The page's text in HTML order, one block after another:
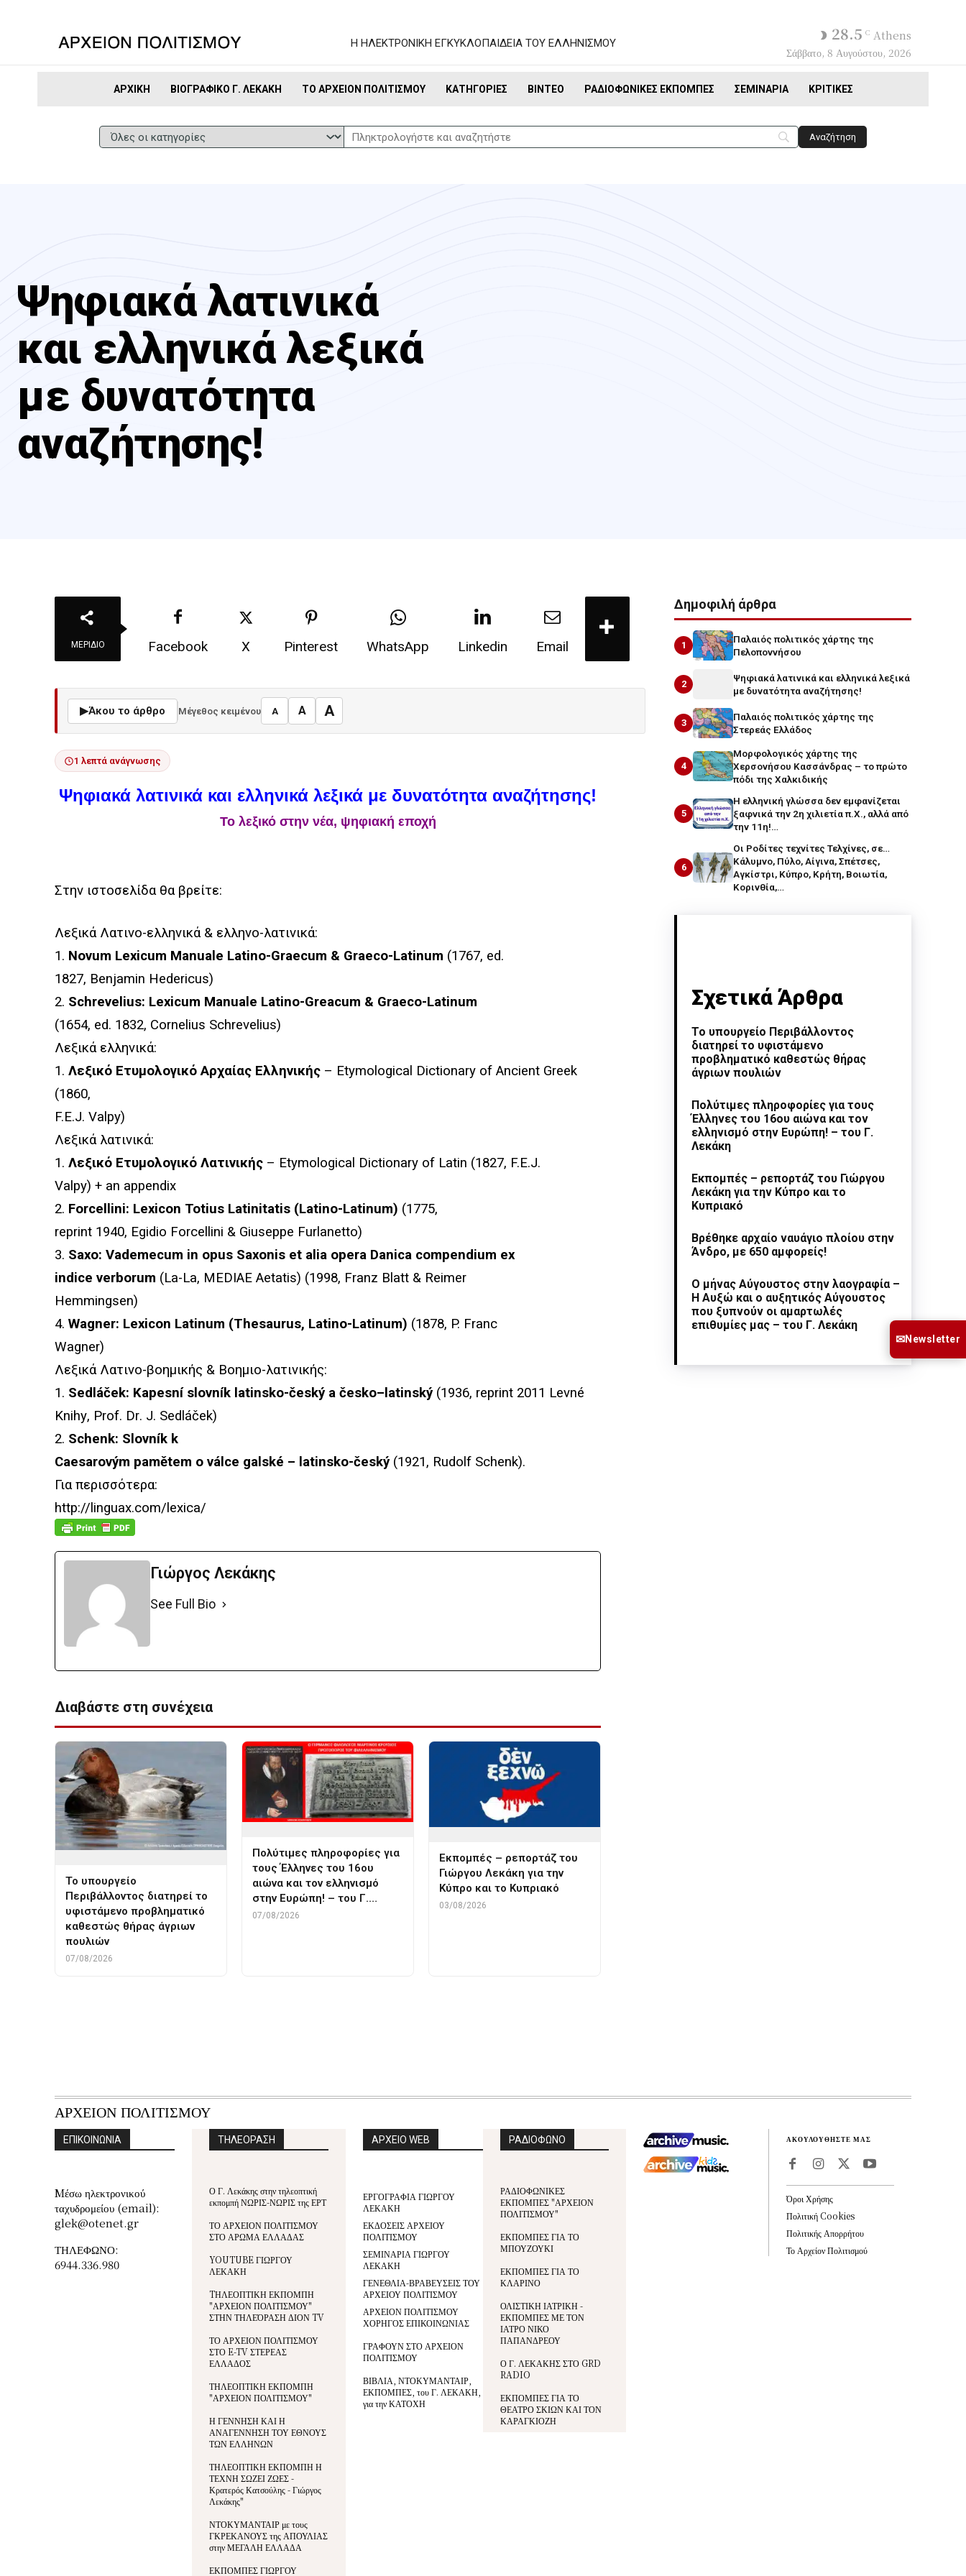
Η ΗΛΕΚΤΡΟΝΙΚΗ ΕΓΚΥΚΛΟΠΑΙΔΕΙΑ ΤΟΥ ΕΛΛΗΝΙΣΜΟΥ 28.5 C Athens
Σάββατο, 8 Αυγούστου, 2026
ΑΡΧΙΚΉ ΒΙΟΓΡΑΦΙΚΌ Γ. ΛΕΚΆΚΗ ΤΟ ΑΡΧΕΊΟΝ ΠΟΛΙΤΙΣΜΟΎ ΚΑΤΗΓΟΡΊΕΣ ΒΊΝΤΕΟ ΡΑΔΙΟΦΩΝΙΚΈΣ ΕΚΠΟΜΠΈΣ ΣΕΜΙΝΆΡΙΑ ΚΡΙΤΙΚΈΣ
Ψηφιακά λατινικά
και ελληνικά λεξικά
με δυνατότητα
αναζήτησης!
ΜΕΡΊΔΙΟ Facebook X Pinterest WhatsApp Linkedin Email
▶Άκου το άρθρο Μέγεθος κειμένου A A A
1 λεπτά ανάγνωσης
Ψηφιακά λατινικά και ελληνικά λεξικά με δυνατότητα αναζήτησης!
Το λεξικό στην νέα, ψηφιακή εποχή
Στην ιστοσελίδα θα βρείτε:
Λεξικά Λατινο-ελληνικά & ελληνο-λατινικά:
1. Novum Lexicum Manuale Latino-Graecum & Graeco-Latinum (1767, ed.
1827, Benjamin Hedericus)
2. Schrevelius: Lexicum Manuale Latino-Greacum & Graeco-Latinum
(1654, ed. 1832, Cornelius Schrevelius)
Λεξικά ελληνικά:
1. Λεξικό Ετυμολογικό Αρχαίας Ελληνικής – Etymological Dictionary of Ancient Greek
(1860,
F.E.J. Valpy)
Λεξικά λατινικά:
1. Λεξικό Ετυμολογικό Λατινικής – Etymological Dictionary of Latin (1827, F.E.J.
Valpy) + an appendix
2. Forcellini: Lexicon Totius Latinitatis (Latino-Latinum) (1775,
reprint 1940, Egidio Forcellini & Giuseppe Furlanetto)
3. Saxo: Vademecum in opus Saxonis et alia opera Danica compendium ex
indice verborum (La-La, MEDIAE Aetatis) (1998, Franz Blatt & Reimer
Hemmingsen)
4. Wagner: Lexicon Latinum (Thesaurus, Latino-Latinum) (1878, P. Franc
Wagner)
Λεξικά Λατινο-βοημικής & Βοημιο-λατινικής:
1. Sedl áček: Kapesní slovník latinsko-český a česko– latinský(1936, reprint 2011 Levné
Knihy, Prof. Dr. J. Sedl áček)
2. Schenk: Slovník k
Caesarovým pamětem o válce galské – latinsko-český(1921, Rudolf Schenk).
Για περισσότερα:
http://linguax.com/lexica/
Γιώργος Λεκάκης
See Full Bio
Διαβάστε στη συνέχεια
Το υπουργείο
Περιβάλλοντος διατηρεί το
υφιστάμενο προβληματικό
καθεστώς θήρας άγριων
πουλιών
07/08/2026
Πολύτιμες πληροφορίες για
τους Έλληνες του 16ου
αιώνα και τον ελληνισμό
στην Ευρώπη! – του Γ.…
07/08/2026
Εκπομπές – ρεπορτάζ του
Γιώργου Λεκάκη για την
Κύπρο και το Κυπριακό
03/08/2026
Δημοφιλή άρθρα
1
Παλαιός πολιτικός χάρτης της
Πελοποννήσου
2
Ψηφιακά λατινικά και ελληνικά λεξικά
με δυνατότητα αναζήτησης!
3
Παλαιός πολιτικός χάρτης της
Στερεάς Ελλάδος
4
Μορφολογικός χάρτης της
Χερσονήσου Κασσάνδρας – το πρώτο
πόδι της Χαλκιδικής
5
Η ελληνική γλώσσα δεν εμφανίζεται
ξαφνικά την 2η χιλιετία π.Χ., αλλά από
την 11η!…
6
Οι Ροδίτες τεχνίτες Τελχίνες, σε…
Κάλυμνο, Πύλο, Αίγινα, Σπέτσες,
Αγκίστρι, Κύπρο, Κρήτη, Βοιωτία,
Κορινθία,…
Σχετικά Άρθρα
Το υπουργείο Περιβάλλοντος
διατηρεί το υφιστάμενο
προβληματικό καθεστώς θήρας
άγριων πουλιών
Πολύτιμες πληροφορίες για τους
Έλληνες του 16ου αιώνα και τον
ελληνισμό στην Ευρώπη! – του Γ.
Λεκάκη
Εκπομπές – ρεπορτάζ του Γιώργου
Λεκάκη για την Κύπρο και το
Κυπριακό
Βρέθηκε αρχαίο ναυάγιο πλοίου στην
Άνδρο, με 650 αμφορείς!
Ο μήνας Αύγουστος στην λαογραφία –
Η Αυξώ και ο αυξητικός Αύγουστος
που ξυπνούν οι αμαρτωλές
επιθυμίες μας – του Γ. Λεκάκη
ΑΡΧΕΙΟΝ ΠΟΛΙΤΙΣΜΟΥ
ΕΠΙΚΟΙΝΩΝΙΑ
Mέσω ηλεκτρονικού
ταχυδρομείου (email):
glek@otenet.gr
ΤΗΛΕΦΩΝΟ:
6944.336.980
ΤΗΛΕΟΡΑΣΗ
Ο Γ. Λεκάκης στην τηλεοπτική
εκπομπή ΝΩΡΙΣ-ΝΩΡΙΣ της ΕΡΤ
ΤΟ ΑΡΧΕΙΟΝ ΠΟΛΙΤΙΣΜΟΥ
ΣΤΟ ΑΡΩΜΑ ΕΛΛΑΔΑΣ
YOUTUBE ΓΙΩΡΓΟΥ
ΛΕΚΑΚΗ
TΗΛΕΟΠΤΙΚΗ ΕΚΠΟΜΠΗ
"ΑΡΧΕΙΟΝ ΠΟΛΙΤΙΣΜΟΥ"
ΣΤΗΝ ΤΗΛΕΌΡΑΣΗ ΔΙΟΝ TV
ΤΟ ΑΡΧΕΙΟΝ ΠΟΛΙΤΙΣΜΟΥ
ΣΤΟ E-TV ΣΤΕΡΕΑΣ
ΕΛΛΑΔΟΣ
ΤΗΛΕΟΠΤΙΚΗ ΕΚΠΟΜΠΗ
"ΑΡΧΕΙΟΝ ΠΟΛΙΤΙΣΜΟΥ"
Η ΓΕΝΝΗΣΗ ΚΑΙ Η
ΑΝΑΓΕΝΝΗΣΗ ΤΟΥ ΕΘΝΟΥΣ
ΤΩΝ ΕΛΛΗΝΩΝ
ΤΗΛΕΟΠΤΙΚΗ ΕΚΠΟΜΠΗ Η
ΤΕΧΝΗ ΣΩΖΕΙ ΖΩΕΣ -
Κρατερός Κατσούλης - Γιώργος
Λεκάκης"
ΝΤΟΚΥΜΑΝΤΑΙΡ με τους
ΓΚΡΕΚΑΝΟΥΣ της ΑΠΟΥΛΙΑΣ
στην ΜΕΓΑΛΗ ΕΛΛΑΔΑ
ΕΚΠΟΜΠΕΣ ΓΙΩΡΓΟΥ
ΑΡΧΕΙΟ WEB
ΕΡΓΟΓΡΑΦΙΑ ΓΙΩΡΓΟΥ
ΛΕΚΑΚΗ
ΕΚΔΟΣΕΙΣ ΑΡΧΕΙΟΥ
ΠΟΛΙΤΙΣΜΟΥ
ΣΕΜΙΝΑΡΙΑ ΓΙΩΡΓΟΥ
ΛΕΚΑΚΗ
ΓΕΝΕΘΛΙΑ-ΒΡΑΒΕΥΣΕΙΣ ΤΟΥ
ΑΡΧΕΙΟΥ ΠΟΛΙΤΙΣΜΟΥ
ΑΡΧΕΙΟΝ ΠΟΛΙΤΙΣΜΟΥ
ΧΟΡΗΓΟΣ ΕΠΙΚΟΙΝΩΝΙΑΣ
ΓΡΑΦΟΥΝ ΣΤΟ ΑΡΧΕΙΟΝ
ΠΟΛΙΤΙΣΜΟΥ
ΒΙΒΛΙΑ, ΝΤΟΚΥΜΑΝΤΑΙΡ,
ΕΚΠΟΜΠΕΣ, του Γ. ΛΕΚΑΚΗ,
για την ΚΑΤΟΧΗ
ΡΑΔΙΟΦΩΝΟ
ΡΑΔΙΟΦΩΝΙΚΕΣ
ΕΚΠΟΜΠΕΣ "ΑΡΧΕΙΟΝ
ΠΟΛΙΤΙΣΜΟΥ"
ΕΚΠΟΜΠΕΣ ΓΙΑ ΤΟ
ΜΠΟΥΖΟΥΚΙ
ΕΚΠΟΜΠΕΣ ΓΙΑ ΤΟ
ΚΛΑΡΙΝΟ
ΟΛΙΣΤΙΚΗ ΙΑΤΡΙΚΗ -
ΕΚΠΟΜΠΕΣ ΜΕ ΤΟΝ
ΙΑΤΡΟ ΝΙΚΟ
ΠΑΠΑΝΔΡΕΟΥ
Ο Γ. ΛΕΚΑΚΗΣ ΣΤΟ GRD
RADIO
ΕΚΠΟΜΠΕΣ ΓΙΑ ΤΟ
ΘΕΑΤΡΟ ΣΚΙΩΝ ΚΑΙ ΤΟΝ
ΚΑΡΑΓΚΙΟΖΗ
ΑΚΟΥΛΟΥΘΗΣΤΕ ΜΑΣ
Όροι Χρήσης
Πολιτική Cookies
Πολιτικής Απορρήτου
Το Αρχείον Πολιτισμού
✉Newsletter